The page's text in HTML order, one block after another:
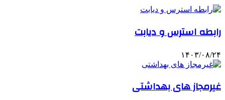
رابطه استرس و دیابت
۱۴۰۳/۰۸/۲۴
غیرمجاز های بهداشتی